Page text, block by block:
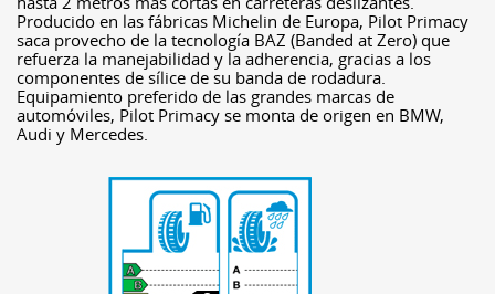
Producido en las fábricas Michelin de Europa, Pilot Primacy
saca provecho de la tecnología BAZ (Banded at Zero) que
refuerza la manejabilidad y la adherencia, gracias a los
componentes de sílice de su banda de rodadura.
Equipamiento preferido de las grandes marcas de
automóviles, Pilot Primacy se monta de origen en BMW,
Audi y Mercedes.